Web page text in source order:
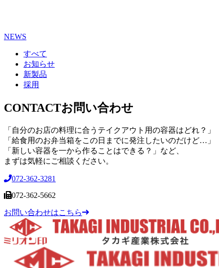
NEWS
すべて
お知らせ
新製品
採用
CONTACTお問い合わせ
「自分のお店の料理に合うテイクアウト用の容器はどれ？」
「給食用のお弁当箱をこの日までに発注したいのだけど…」
「新しい容器を一から作ることはできる？」など、
まずは気軽にご相談ください。
072-362-3281
072-362-5662
お問い合わせはこちら